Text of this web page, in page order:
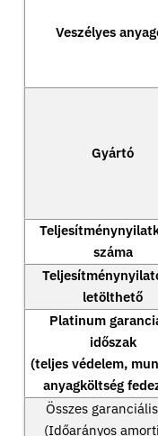
Veszélyes
Gyártó
száma
letölthető
Platinum
időszak
(teljes védelem,
anyagköltség
Összes
(Időarányos